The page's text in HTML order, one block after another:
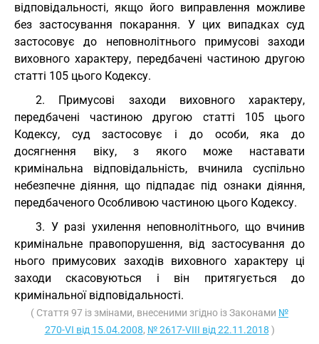
відповідальності, якщо його виправлення можливе
без застосування покарання. У цих випадках суд
застосовує до неповнолітнього примусові заходи
виховного характеру, передбачені частиною другою
статті 105 цього Кодексу.
2. Примусові заходи виховного характеру,
передбачені частиною другою статті 105 цього
Кодексу, суд застосовує і до особи, яка до
досягнення віку, з якого може наставати
кримінальна відповідальність, вчинила суспільно
небезпечне діяння, що підпадає під ознаки діяння,
передбаченого Особливою частиною цього Кодексу.
3. У разі ухилення неповнолітнього, що вчинив
кримінальне правопорушення, від застосування до
нього примусових заходів виховного характеру ці
заходи скасовуються і він притягується до
кримінальної відповідальності.
( Стаття 97 із змінами, внесеними згідно із Законами №
270-VI від 15.04.2008, № 2617-VIII від 22.11.2018 )